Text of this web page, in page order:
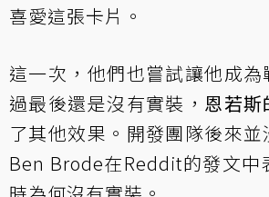
喜愛這張卡片。
這一次，他們也嘗試讓他成
過最後還是沒有實裝， 恩若斯
了其他效果。開發團隊後來並
Ben Brode在Reddit的發文中